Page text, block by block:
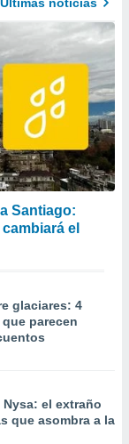
Santiago:
el
glaciares: 4
parecen
el extraño
que asombra a la